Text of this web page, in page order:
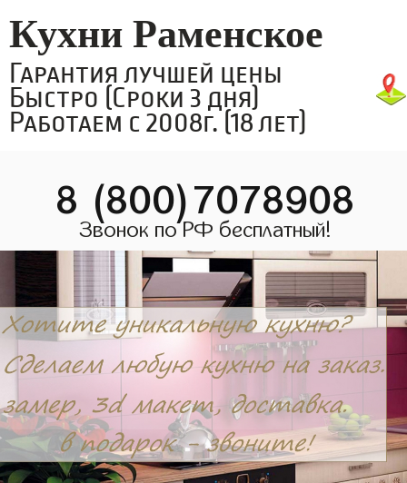
Кухни Раменское
Гарантия лучшей цены
Быстро (Сроки 3 дня)
Работаем с 2008г. (18 лет)
8 (800)7078908
Звонок по РФ бесплатный!